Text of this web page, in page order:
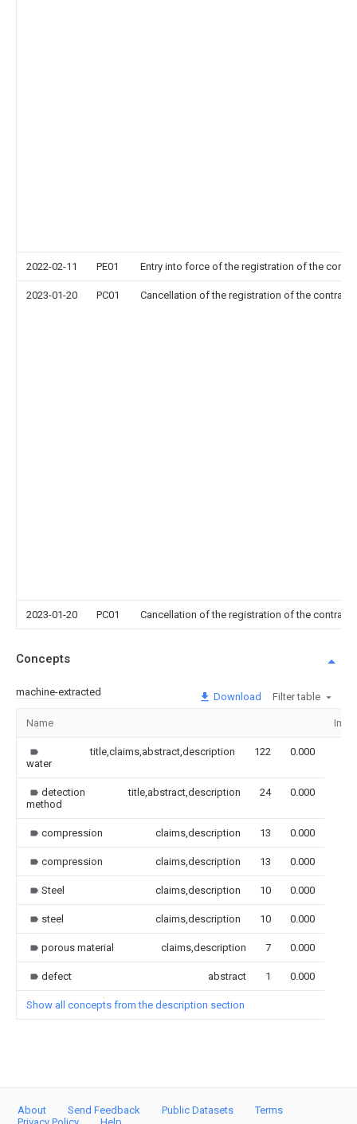
2022-02-11 PE01 Entry into force of the registration of the
2023-01-20 PC01 Cancellation of the registration of the
2023-01-20 PC01 Cancellation of the registration of the
Concepts
machine-extracted Download Filter table
Name
water
title,claims,abstract,description 122 0.000
detection
method
title,abstract,description 24 0.000
compression claims,description 13 0.000
compression claims,description 13 0.000
Steel claims,description 10 0.000
steel claims,description 10 0.000
porous material claims,description 7 0.000
defect abstract 1 0.000
Show all concepts from the description section
About Send Feedback Public Datasets
Terms